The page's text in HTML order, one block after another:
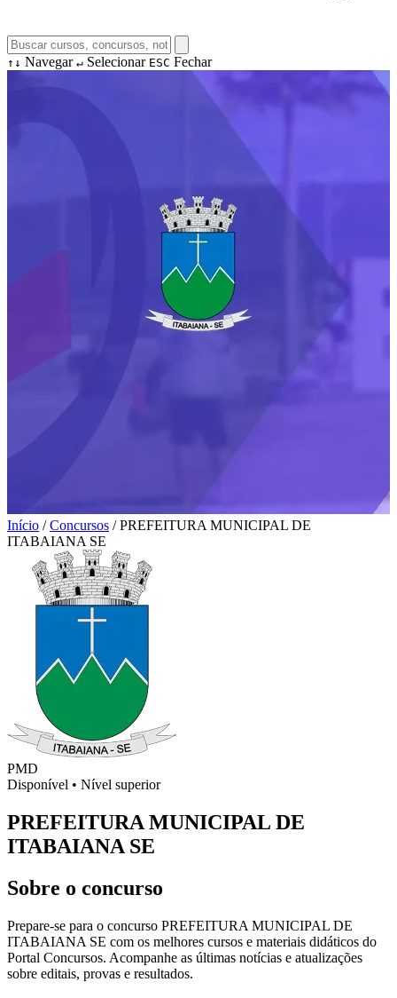
↑↓ Navegar ↵ Selecionar ESC Fechar
Início / Concursos / PREFEITURA MUNICIPAL DE
ITABAIANA SE
PMD
Disponível • Nível superior
PREFEITURA MUNICIPAL DE
ITABAIANA SE
Sobre o concurso
Prepare-se para o concurso PREFEITURA MUNICIPAL DE
ITABAIANA SE com os melhores cursos e materiais didáticos do
Portal Concursos. Acompanhe as últimas notícias e atualizações
sobre editais, provas e resultados.